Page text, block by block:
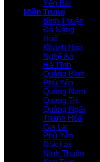
Yên Bái
Miền Trung
Bình Thuận
Đà Nẵng
Huế
Khánh Hòa
Nghệ An
Hà Tĩnh
Quảng Bình
Phú Yên
Quảng Nam
Quảng Trị
Quảng Ngãi
Thanh Hóa
Gia Lai
Phú Yên
Đăk Lăk
Ninh Thuận